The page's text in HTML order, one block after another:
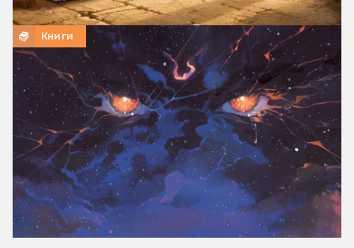
Книги